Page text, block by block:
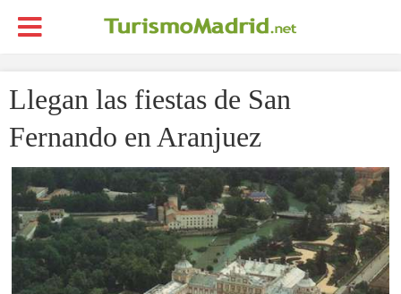
Llegan las fiestas de San
Fernando en Aranjuez